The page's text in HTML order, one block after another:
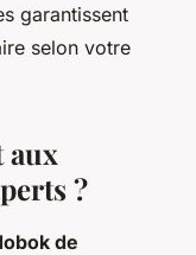
garantissent
selon votre
aux
?
de